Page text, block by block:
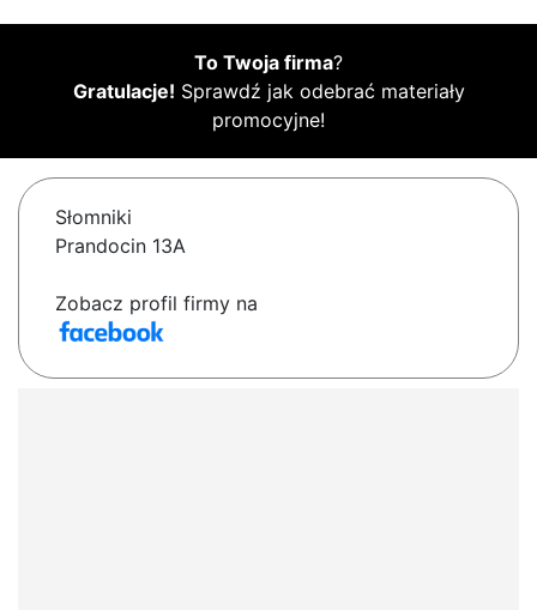
To Twoja firma?
Gratulacje! Sprawdź jak odebrać materiały
promocyjne!
Słomniki
Prandocin 13A
Zobacz profil firmy na